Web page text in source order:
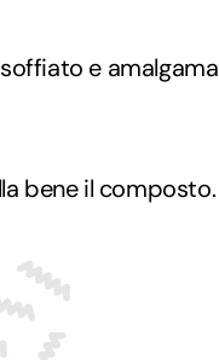
e amalgama
bene il composto.